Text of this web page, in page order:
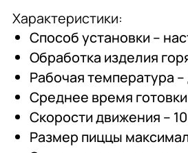
Характеристики:
Способ установки –
Обработка изделия
Рабочая температура –
Среднее время
Скорости движения –
Размер пиццы